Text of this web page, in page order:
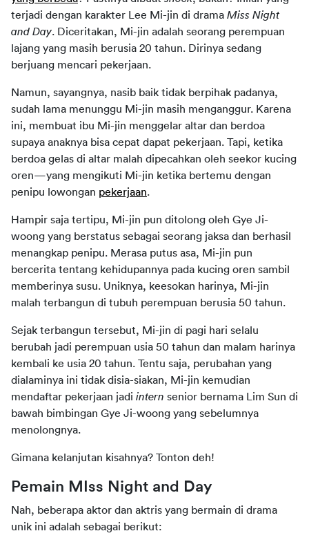
terjadi dengan karakter Lee Mi-jin di drama Miss Night
and Day. Diceritakan, Mi-jin adalah seorang perempuan
lajang yang masih berusia 20 tahun. Dirinya sedang
berjuang mencari pekerjaan.
Namun, sayangnya, nasib baik tidak berpihak padanya,
sudah lama menunggu Mi-jin masih menganggur. Karena
ini, membuat ibu Mi-jin menggelar altar dan berdoa
supaya anaknya bisa cepat dapat pekerjaan. Tapi, ketika
berdoa gelas di altar malah dipecahkan oleh seekor kucing
oren—yang mengikuti Mi-jin ketika bertemu dengan
penipu lowongan pekerjaan.
Hampir saja tertipu, Mi-jin pun ditolong oleh Gye Ji-
woong yang berstatus sebagai seorang jaksa dan berhasil
menangkap penipu. Merasa putus asa, Mi-jin pun
bercerita tentang kehidupannya pada kucing oren sambil
memberinya susu. Uniknya, keesokan harinya, Mi-jin
malah terbangun di tubuh perempuan berusia 50 tahun.
Sejak terbangun tersebut, Mi-jin di pagi hari selalu
berubah jadi perempuan usia 50 tahun dan malam harinya
kembali ke usia 20 tahun. Tentu saja, perubahan yang
dialaminya ini tidak disia-siakan, Mi-jin kemudian
mendaftar pekerjaan jadi intern senior bernama Lim Sun di
bawah bimbingan Gye Ji-woong yang sebelumnya
menolongnya.
Gimana kelanjutan kisahnya? Tonton deh!
Pemain MIss Night and Day
Nah, beberapa aktor dan aktris yang bermain di drama
unik ini adalah sebagai berikut: